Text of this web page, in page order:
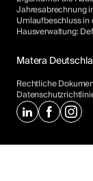
Jahresabrechnung
Umlaufbeschluss in
Hausverwaltung:
Matera
Rechtliche